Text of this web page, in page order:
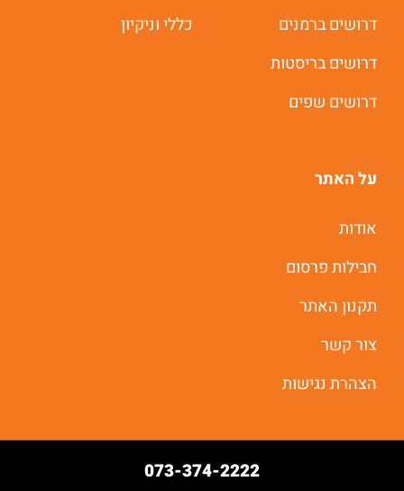
דרושים ברמנים
דרושים בריסטות
דרושים שפים
כללי וניקיון
על האתר
אודות
חבילות פרסום
תקנון האתר
צור קשר
הצהרת נגישות
073-374-2222
תוך 60 שניות